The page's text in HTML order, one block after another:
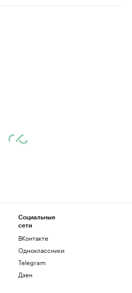
Социальные
сети
ВКонтакте
Одноклассники
Telegram
Дзен